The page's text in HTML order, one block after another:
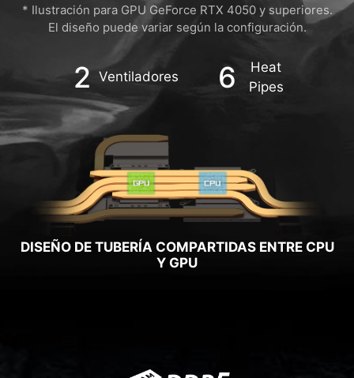
cada vez más complejos.
* Ilustración para GPU GeForce RTX 4050 y superiores.
El diseño puede variar según la configuración.
2 Ventiladores